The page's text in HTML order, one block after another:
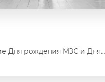
Дня рождения МЗС и Дня...